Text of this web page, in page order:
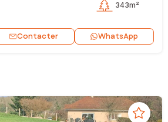
343m²
Contacter WhatsApp